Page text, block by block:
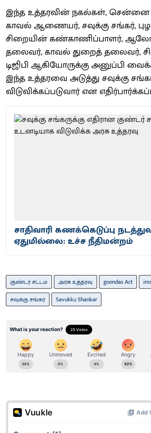
இந்த உத்தரவின் நகல்கள், சென்னை
காவல் ஆணையர், சவுக்கு சங்கர்,
சிறையின் கண்காணிப்பாளர்,
தலைவர், காவல் துறைத் தலைவர்,
டிஜிபி ஆகியோருக்கு அனுப்பி
இந்த உத்தரவை அடுத்து சவுக்கு
விடுவிக்கப்படுவார் என
சாதிவாரி கணக்கெடுப்பு
ஏதுமில்லை: உச்ச நீதிமன்றம்
குண்டர் சட்டம் அரசு உத்தரவு goondas Act
சவுக்கு சங்கர்
Savukku Shankar